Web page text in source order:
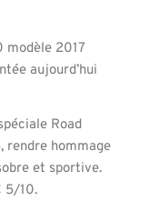
modèle 2017
aujourd’hui
Road
rendre hommage
et sportive.
5/10.